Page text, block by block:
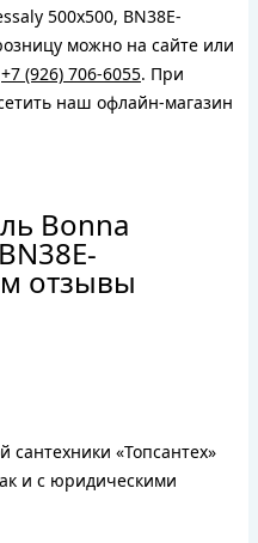
500x500, BN38E-
можно на сайте или
+7 (926) 706-6055. При
наш офлайн-магазин
Bonna
отзывы
«Топсантех»
и с юридическими